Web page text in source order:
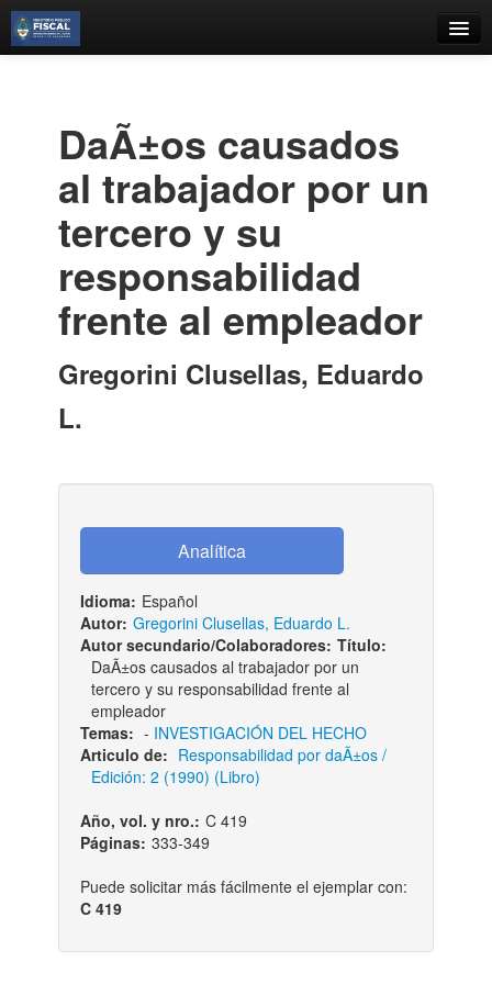
Estantes Virtuales
Contacto
Iniciar sesión
DaÃ±os causados
al trabajador por un
tercero y su
responsabilidad
frente al empleador
Gregorini Clusellas, Eduardo
L.
Idioma: Español
Autor: Gregorini Clusellas, Eduardo L.
Autor secundario/Colaboradores: Título:
DaÃ±os causados al trabajador por un
tercero y su responsabilidad frente al
empleador
Temas: - INVESTIGACIÓN DEL HECHO
Articulo de: Responsabilidad por daÃ±os /
Edición: 2 (1990) (Libro)
Año, vol. y nro.: C 419
Páginas: 333-349
Puede solicitar más fácilmente el ejemplar con:
C 419